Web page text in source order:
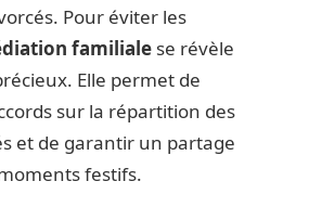
Pour éviter les
familiale se révèle
Elle permet de
sur la répartition des
et de garantir un partage
festifs.